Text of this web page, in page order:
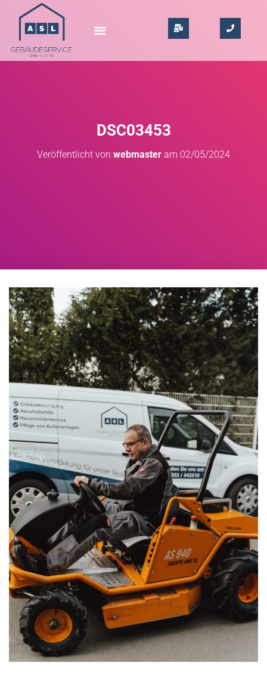
DSC03453
Veröffentlicht von webmaster am 02/05/2024